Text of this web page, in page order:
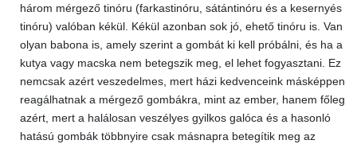
három mérgező tinóru (farkastinóru, sátántinóru és a kesernyés
tinóru) valóban kékül. Kékül azonban sok jó, ehető tinóru is. Van
olyan babona is, amely szerint a gombát ki kell próbálni, és ha a
kutya vagy macska nem betegszik meg, el lehet fogyasztani. Ez
nemcsak azért veszedelmes, mert házi kedvenceink másképpen
reagálhatnak a mérgező gombákra, mint az ember, hanem főleg
azért, mert a halálosan veszélyes gyilkos galóca és a hasonló
hatású gombák többnyire csak másnapra betegítik meg az